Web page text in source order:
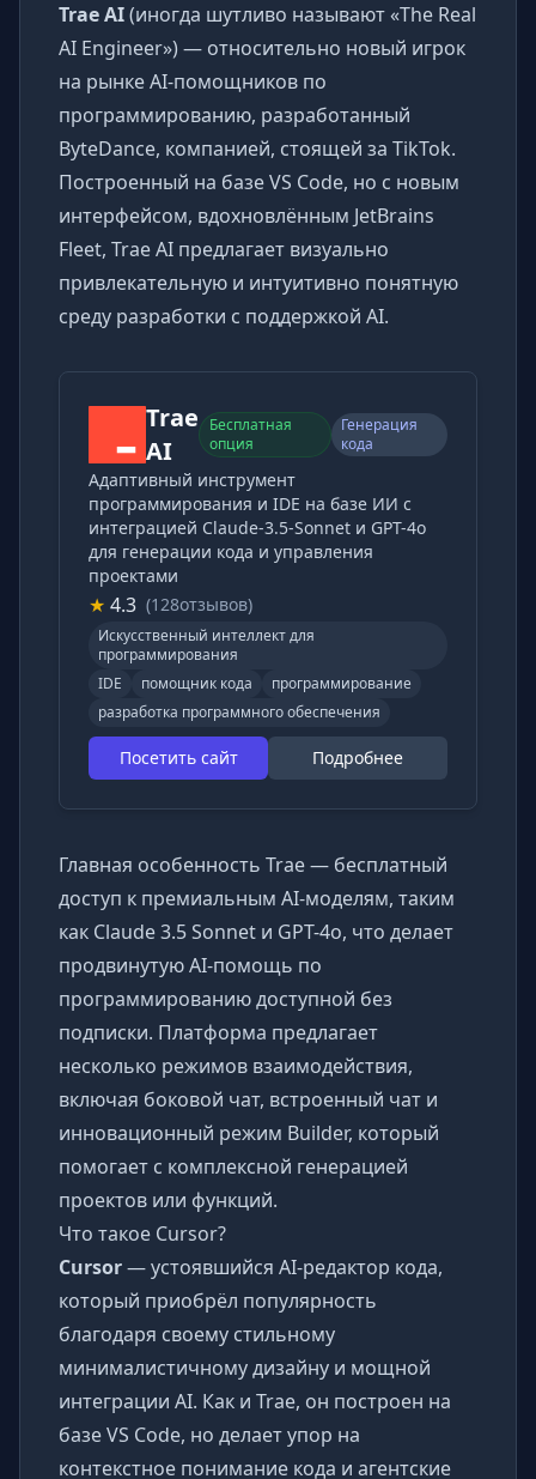
Trae AI(иногда шутливо называют «The Real
AI Engineer») — относительно новый игрок
на рынке AI-помощников по
программированию, разработанный
ByteDance, компанией, стоящей за TikTok.
Построенный на базе VS Code, но с новым
интерфейсом, вдохновлённым JetBrains
Fleet, Trae AI предлагает визуально
привлекательную и интуитивно понятную
среду разработки с поддержкой AI.
Trae
AI
Бесплатная
опция
Генерация
кода
Адаптивный инструмент
программирования и IDE на базе ИИ с
интеграцией Claude-3.5-Sonnet и GPT-4o
для генерации кода и управления
проектами
★ 4.3 (128отзывов)
Искусственный интеллект для
программирования
IDE
помощник кода
программирование
разработка программного обеспечения
Посетить сайт Подробнее
Главная особенность Trae — бесплатный
доступ к премиальным AI-моделям, таким
как Claude 3.5 Sonnet и GPT-4o, что делает
продвинутую AI-помощь по
программированию доступной без
подписки. Платформа предлагает
несколько режимов взаимодействия,
включая боковой чат, встроенный чат и
инновационный режим Builder, который
помогает с комплексной генерацией
проектов или функций.
Что такое Cursor?
Cursor— устоявшийся AI-редактор кода,
который приобрёл популярность
благодаря своему стильному
минималистичному дизайну и мощной
интеграции AI. Как и Trae, он построен на
базе VS Code, но делает упор на
контекстное понимание кода и агентские